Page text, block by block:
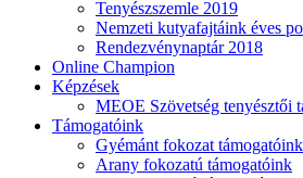
Tenyészszemle 2019
Nemzeti kutyafajtáink éves
Rendezvénynaptár 2018
Online Champion
Képzések
MEOE Szövetség tenyésztői
Támogatóink
Gyémánt fokozat támogatóink
Arany fokozatú támogatóink